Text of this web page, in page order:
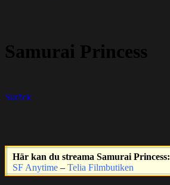
Samurai Princess
Skräck
Här kan du streama Samurai Princess:
SF Anytime – Telia Filmbutiken